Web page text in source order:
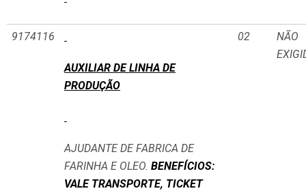
9174116
AUXILIAR DE LINHA DE
PRODUÇÃO
AJUDANTE DE FABRICA DE
FARINHA E OLEO. BENEFÍCIOS:
VALE TRANSPORTE, TICKET
02
NÃO